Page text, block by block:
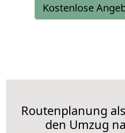
Kostenlose
Routenplanung
den Umzug